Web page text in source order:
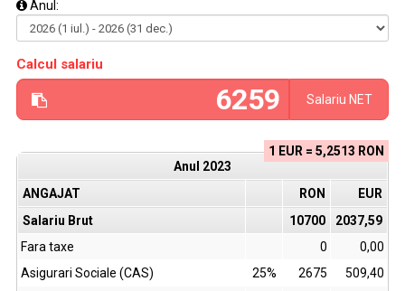
Anul:
Calcul salariu
Salariu NET
1 EUR = 5,2513 RON
Anul 2023
ANGAJAT
RON
EUR
Salariu Brut
10700
2037,59
Fara taxe
0
0,00
Asigurari Sociale (CAS)
25% 2675
509,40